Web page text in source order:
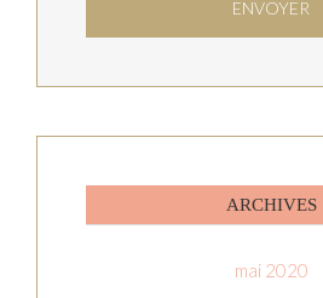
ARCHIVES
mai 2020